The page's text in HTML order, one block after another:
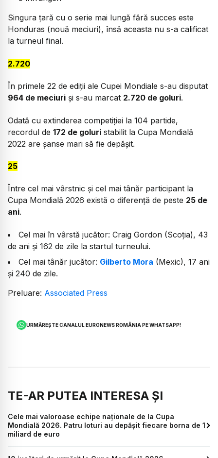
Singura țară cu o serie mai lungă fără succes este
Honduras (nouă meciuri), însă aceasta nu s-a calificat
la turneul final.
2.720
În primele 22 de ediții ale Cupei Mondiale s-au disputat
964 de meciuri și s-au marcat 2.720 de goluri.
Odată cu extinderea competiției la 104 partide,
recordul de 172 de goluri stabilit la Cupa Mondială
2022 are șanse mari să fie depășit.
25
Între cel mai vârstnic și cel mai tânăr participant la
Cupa Mondială 2026 există o diferență de peste 25 de
ani.
Cel mai în vârstă jucător: Craig Gordon (Scoția), 43
de ani și 162 de zile la startul turneului.
Cel mai tânăr jucător: Gilberto Mora (Mexic), 17 ani
și 240 de zile.
Preluare: Associated Press
URMĂREȘTE CANALUL EURONEWS ROMÂNIA PE WHATSAPP!
TE-AR PUTEA INTERESA ȘI
Cele mai valoroase echipe naționale de la Cupa
Mondială 2026. Patru loturi au depășit fiecare borna de 1
miliard de euro